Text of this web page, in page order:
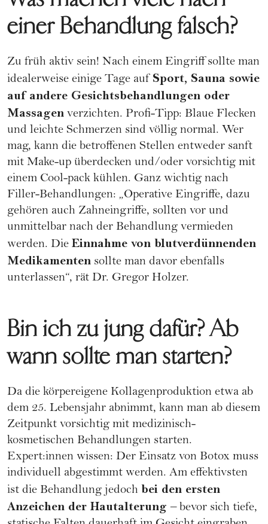
einer Behandlung falsch?
Zu früh aktiv sein! Nach einem Eingriff sollte man
idealerweise einige Tage auf Sport, Sauna sowie
auf andere Gesichtsbehandlungen oder
Massagen verzichten. Profi-Tipp: Blaue Flecken
und leichte Schmerzen sind völlig normal. Wer
mag, kann die betroffenen Stellen entweder sanft
mit Make-up überdecken und/oder vorsichtig mit
einem Cool-pack kühlen. Ganz wichtig nach
Filler-Behandlungen: „Operative Eingriffe, dazu
gehören auch Zahneingriffe, sollten vor und
unmittelbar nach der Behandlung vermieden
werden. Die Einnahme von blutverdünnenden
Medikamenten sollte man davor ebenfalls
unterlassen“, rät Dr. Gregor Holzer.
Bin ich zu jung dafür? Ab
wann sollte man starten?
Da die körpereigene Kollagenproduktion etwa ab
dem 25. Lebensjahr abnimmt, kann man ab diesem
Zeitpunkt vorsichtig mit medizinisch-
kosmetischen Behandlungen starten.
Expert:innen wissen: Der Einsatz von Botox muss
individuell abgestimmt werden. Am effektivsten
ist die Behandlung jedoch bei den ersten
Anzeichen der Hautalterung– bevor sich tiefe,